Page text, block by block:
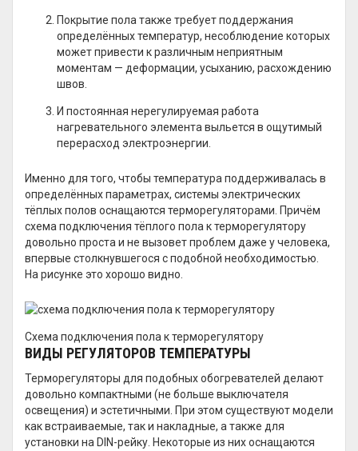
Покрытие пола также требует поддержания
определённых температур, несоблюдение которых
может привести к различным неприятным
моментам — деформации, усыханию, расхождению
швов.
И постоянная нерегулируемая работа
нагревательного элемента выльется в ощутимый
перерасход электроэнергии.
Именно для того, чтобы температура поддерживалась в
определённых параметрах, системы электрических
тёплых полов оснащаются терморегуляторами. Причём
схема подключения тёплого пола к терморегулятору
довольно проста и не вызовет проблем даже у человека,
впервые столкнувшегося с подобной необходимостью.
На рисунке это хорошо видно.
Схема подключения пола к терморегулятору
ВИДЫ РЕГУЛЯТОРОВ ТЕМПЕРАТУРЫ
Терморегуляторы для подобных обогревателей делают
довольно компактными (не больше выключателя
освещения) и эстетичными. При этом существуют модели
как встраиваемые, так и накладные, а также для
установки на DIN-рейку. Некоторые из них оснащаются